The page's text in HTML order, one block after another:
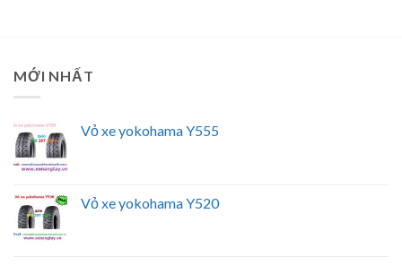
MỚI NHẤT
Vỏ xe yokohama Y555
Vỏ xe yokohama Y520